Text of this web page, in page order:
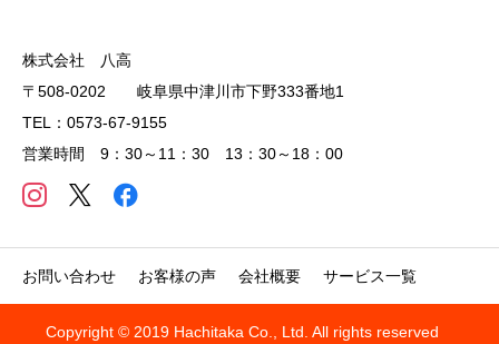
株式会社 八高
〒508-0202 岐阜県中津川市下野333番地1
TEL：0573-67-9155
営業時間 9：30～11：30 13：30～18：00
お問い合わせ お客様の声 会社概要 サービス一覧
Copyright © 2019 Hachitaka Co., Ltd. All rights reserved